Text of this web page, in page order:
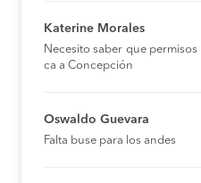
Katerine Morales
Necesito saber que
ca a Concepción
Oswaldo Guevara
Falta buse para los andes